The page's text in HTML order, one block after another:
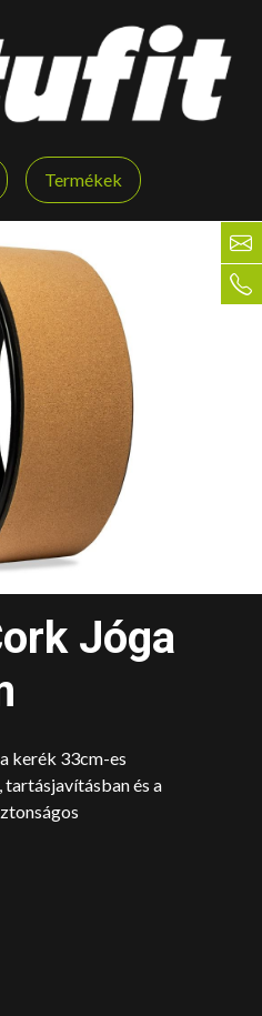
Termékek
Jóga
kerék 33cm-es
tartásjavításban és a